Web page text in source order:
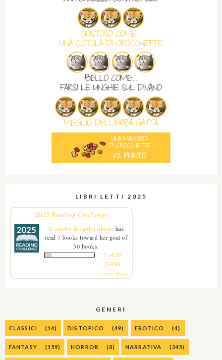
LIBRI LETTI 2025
2025 Reading Challenge
Il salotto del gatto libraio has
read 7 books toward her goal of
50 books.
7 of 50
(14%)
view books
GENERI
CLASSICI (14) DISTOPICO (49) EROTICO (4)
FANTASY (159) HORROR (8) NARRATIVA (245)